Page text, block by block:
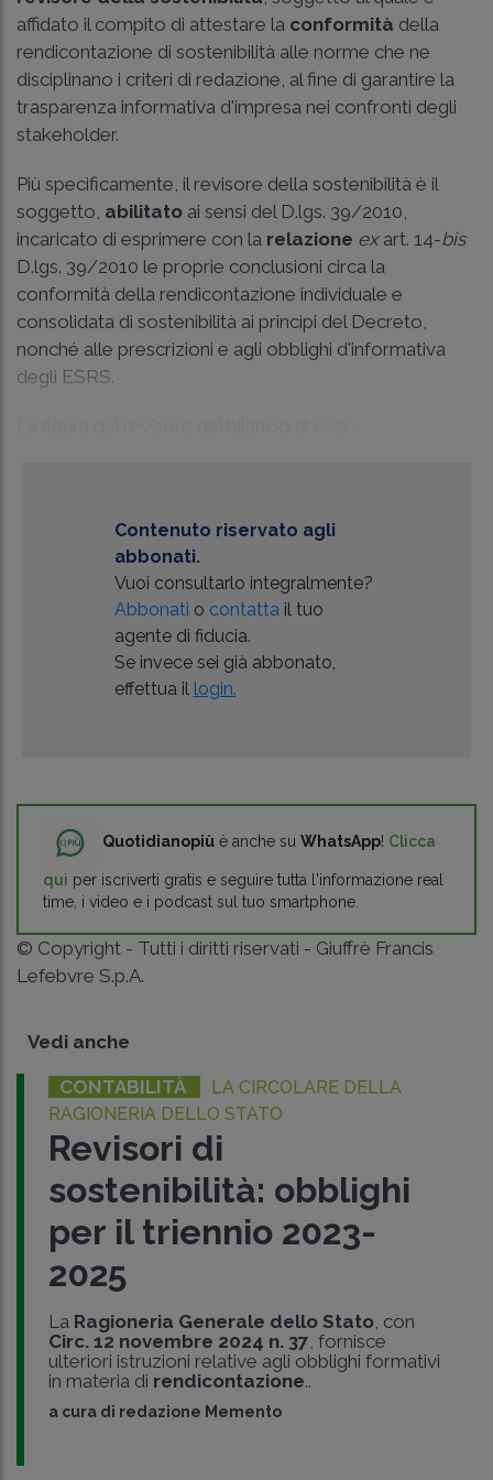
affidato il compito di attestare la conformità della
rendicontazione di sostenibilità alle norme che ne
disciplinano i criteri di redazione, al fine di garantire la
trasparenza informativa d'impresa nei confronti degli
stakeholder.
Più specificamente, il revisore della sostenibilità è il
soggetto, abilitato ai sensi del D.lgs. 39/2010,
incaricato di esprimere con la relazione exart. 14-bis
D.lgs. 39/2010 le proprie conclusioni circa la
conformità della rendicontazione individuale e
consolidata di sostenibilità ai principi del Decreto,
nonché alle prescrizioni e agli obblighi d'informativa
degli ESRS.
Contenuto riservato agli
abbonati.
Vuoi consultarlo integralmente?
Abbonati o contattail tuo
agente di fiducia.
Se invece sei già abbonato,
effettua il login.
Quotidianopiù è anche su WhatsApp! Clicca
qui per iscriverti gratis e seguire tutta l'informazione real
time, i video e i podcast sul tuo smartphone.
© Copyright - Tutti i diritti riservati - Giuffrè Francis
Lefebvre S.p.A.
Vedi anche
CONTABILITÀ
LA CIRCOLARE DELLA
RAGIONERIA DELLO STATO
Revisori di
sostenibilità: obblighi
per il triennio 2023-
2025
La Ragioneria Generale dello Stato, con
Circ. 12 novembre 2024 n. 37 , fornisce
ulteriori istruzioni relative agli obblighi formativi
in materia di rendicontazione..
a cura di redazione Memento